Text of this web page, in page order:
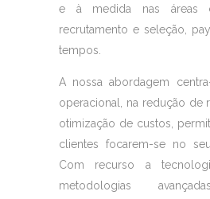
e à medida nas áreas
recrutamento e seleção,
tempos.
A nossa abordagem
operacional, na redução de
otimização de custos,
clientes focarem-se no
Com recurso a
metodologias